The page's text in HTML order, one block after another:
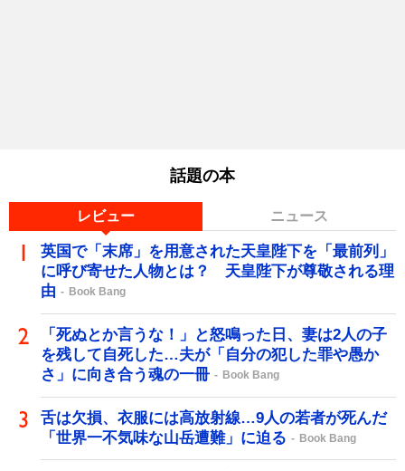
話題の本
レビュー ニュース
英国で「末席」を用意された天皇陛下を「最前列」
に呼び寄せた人物とは？ 天皇陛下が尊敬される理
由
Book Bang
「死ぬとか言うな！」と怒鳴った日、妻は2人の子
を残して自死した…夫が「自分の犯した罪や愚か
さ」に向き合う魂の一冊
Book Bang
舌は欠損、衣服には高放射線…9人の若者が死んだ
「世界一不気味な山岳遭難」に迫る
Book Bang